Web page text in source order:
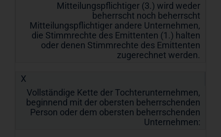
Mitteilungspflichtiger (3.) wird weder
beherrscht noch beherrscht
Mitteilungspflichtiger andere Unternehmen,
die Stimmrechte des Emittenten (1.) halten
oder denen Stimmrechte des Emittenten
zugerechnet werden.
X
Vollständige Kette der Tochterunternehmen,
beginnend mit der obersten beherrschenden
Person oder dem obersten beherrschenden
Unternehmen: